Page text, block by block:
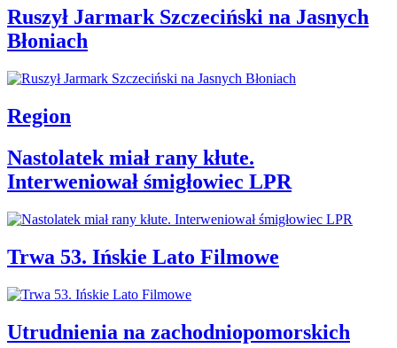
Ruszył Jarmark Szczeciński na Jasnych
Błoniach
Region
Nastolatek miał rany kłute.
Interweniował śmigłowiec LPR
Trwa 53. Ińskie Lato Filmowe
Utrudnienia na zachodniopomorskich